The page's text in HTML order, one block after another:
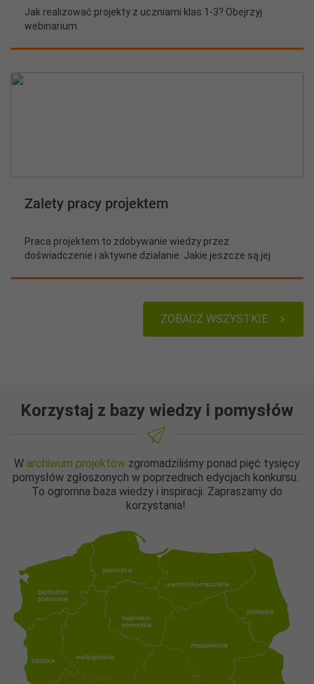
Jak realizować projekty z uczniami klas 1-3? Obejrzyj
webinarium.
Zalety pracy projektem
Praca projektem to zdobywanie wiedzy przez
doświadczenie i aktywne działanie. Jakie jeszcze są jej
ZOBACZ WSZYSTKIE
Korzystaj z bazy wiedzy i pomysłów
W archiwum projektów zgromadziliśmy ponad pięć tysięcy
pomysłów zgłoszonych w poprzednich edycjach konkursu.
To ogromna baza wiedzy i inspiracji. Zapraszamy do
korzystania!